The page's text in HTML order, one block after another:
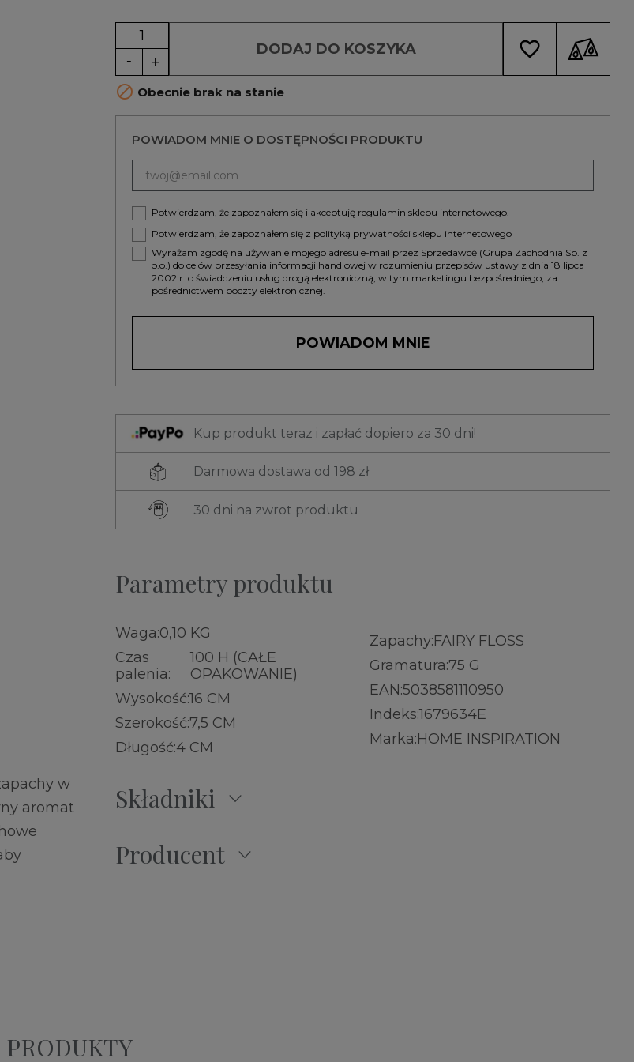
DODAJ DO KOSZYKA favorite_border
 Obecnie brak na stanie
POWIADOM MNIE O DOSTĘPNOŚCI PRODUKTU
Potwierdzam, że zapoznałem się i akceptuję regulamin sklepu internetowego.
Potwierdzam, że zapoznałem się z polityką prywatności sklepu internetowego
Wyrażam zgodę na używanie mojego adresu e-mail przez Sprzedawcę (Grupa Zachodnia Sp. z
o.o.) do celów przesyłania informacji handlowej w rozumieniu przepisów ustawy z dnia 18 lipca
2002 r. o świadczeniu usług drogą elektroniczną, w tym marketingu bezpośredniego, za
pośrednictwem poczty elektronicznej.
POWIADOM MNIE
Kup produkt teraz i zapłać dopiero za 30 dni!
Darmowa dostawa od 198 zł
30 dni na zwrot produktu
w
aromat
Parametry produktu
Waga:0,10 KG
Czas
palenia:
100 H (CAŁE
OPAKOWANIE)
Wysokość:16 CM
Szerokość:7,5 CM
Długość:4 CM
Zapachy:FAIRY FLOSS
Gramatura:75 G
EAN:5038581110950
Indeks:1679634E
Marka:HOME INSPIRATION
Składniki
Producent